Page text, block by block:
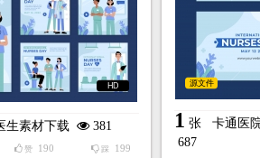
源文件
1 张 卡通医
687
HD
生素材下载 381
踩 199
赞 190